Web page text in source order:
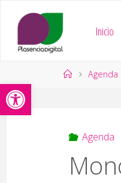
Abrir barra
contenido
Inicio
PáginaAgenda
Agenda